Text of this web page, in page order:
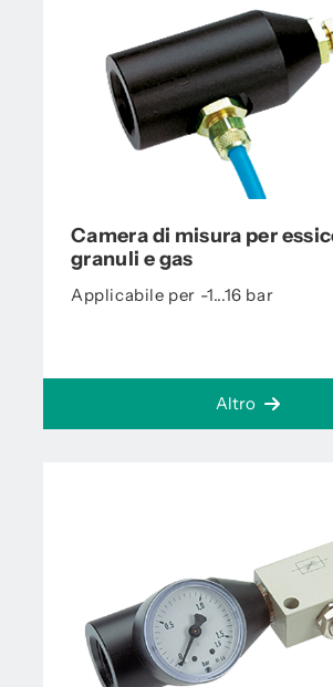
Camera di misura per
granuli e gas
Applicabile per -1...16 bar
Altro